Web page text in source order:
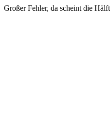
Großer Fehler, da scheint die